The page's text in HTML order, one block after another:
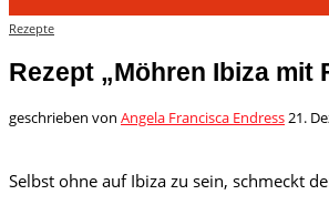
Rezepte
Rezept „Möhren Ibiza mit
geschrieben von Angela Francisca Endress21.
Selbst ohne auf Ibiza zu sein, schmeckt